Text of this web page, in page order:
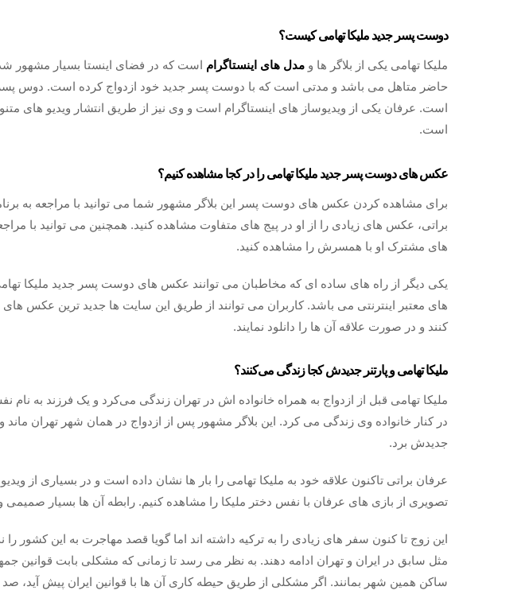
دوست پسر جدید ملیکا تهامی کیست؟
ملیکا تهامی یکی از بلاگر ها و مدل های اینستاگرام است که در فضای اینستا بسیار مشهور
حاضر متاهل می باشد و مدتی است که با دوست پسر جدید خود ازدواج کرده است. دوس پسر
است. عرفان یکی از ویدیو‌ساز های اینستاگرام است و وی نیز از طریق انتشار ویدیو های
است.
عکس های دوست پسر جدید ملیکا تهامی را در کجا مشاهده کنیم؟
برای مشاهده کردن عکس های دوست پسر این بلاگر مشهور شما می توانید با مراجعه به
براتی، عکس های زیادی را از او در پیج های متفاوت مشاهده کنید. همچنین می توانید با
های مشترک او با همسرش را مشاهده کنید.
یکی دیگر از راه های ساده ای که مخاطبان می توانند عکس های دوست پسر جدید ملیکا
های معتبر اینترنتی می باشد. کاربران می توانند از طریق این سایت ها جدید ترین عکس های
کنند و در صورت علاقه آن ها را دانلود نمایند.
ملیکا تهامی و پارتنر جدیدش کجا زندگی ‌می‌کنند؟
ملیکا تهامی قبل از ازدواج به همراه خانواده اش در تهران زندگی می‌کرد و یک فرزند به نام
در کنار خانواده وی زندگی می کرد. این بلاگر مشهور پس از ازدواج در همان شهر تهران ماند
جدیدش برد.
عرفان براتی تاکنون علاقه خود به ملیکا تهامی را بار ها نشان داده است و در بسیاری از
تصویری از بازی های عرفان با نفس دختر ملیکا را مشاهده کنیم. رابطه آن ها بسیار
این زوج تا کنون سفر های زیادی را به ترکیه داشته اند اما گویا قصد مهاجرت به این کشور را
مثل سابق در ایران و تهران ادامه دهند. به نظر می رسد تا زمانی که مشکلی بابت قوانین
ساکن همین شهر بمانند. اگر مشکلی از طریق حیطه کاری آن ها با قوانین ایران پیش آید،